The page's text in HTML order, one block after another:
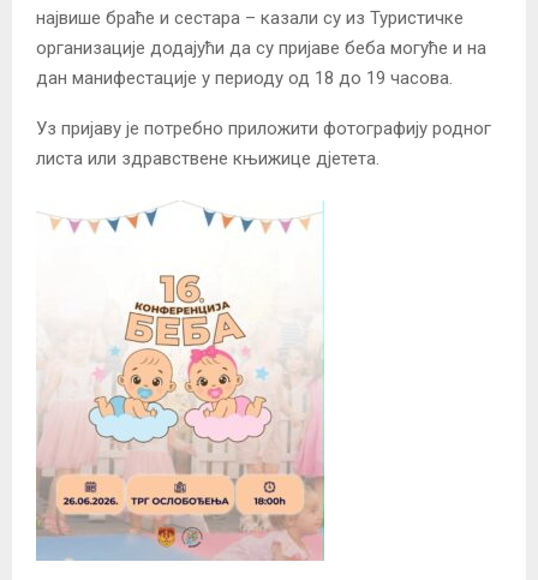
највише браће и сестара – казали су из Туристичке
организације додајући да су пријаве беба могуће и на
дан манифестације у периоду од 18 до 19 часова.
Уз пријаву је потребно приложити фотографију родног
листа или здравствене књижице дјетета.